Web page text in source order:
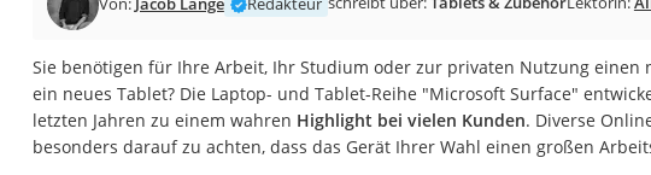
Diascanner
Laser-Multifunktionsdrucker
Powerline-Adapter
Sie benötigen für Ihre Arbeit, Ihr Studium oder zur privaten Nutzung einen
ein neues Tablet? Die Laptop- und Tablet-Reihe "Microsoft Surface"
letzten Jahren zu einem wahren Highlight bei vielen Kunden. Diverse
besonders darauf zu achten, dass das Gerät Ihrer Wahl einen großen